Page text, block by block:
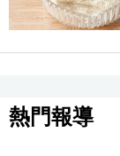
熱門報導